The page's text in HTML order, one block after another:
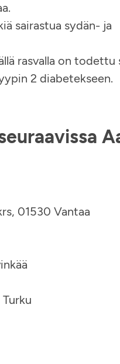
sairastua sydän- ja
rasvalla on todettu
2 diabetekseen.
01530 Vantaa